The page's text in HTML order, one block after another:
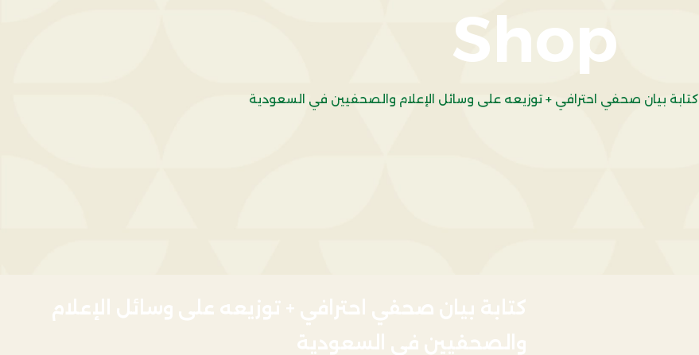
Shop
كتابة بيان صحفي احترافي + توزيعه على وسائل الإعلام والصحفيين في السعودية
كتابة بيان صحفي احترافي + توزيعه على وسائل الإعلام
والصحفيين في السعودية